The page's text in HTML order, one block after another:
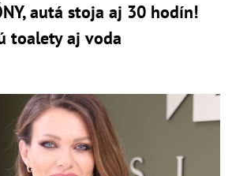
autá stoja aj 30 hodín!
toalety aj voda